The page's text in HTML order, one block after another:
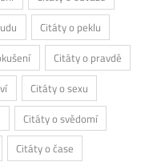
Citáty o peklu
Citáty o pravdě
Citáty o sexu
Citáty o svědomí
Citáty o čase